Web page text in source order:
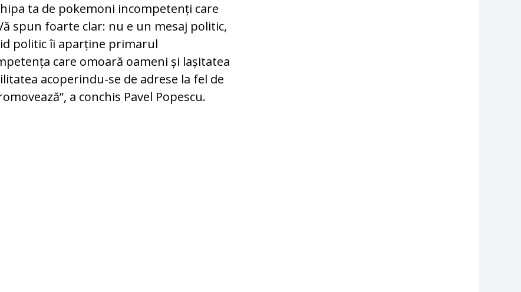
ta de pokemoni incompetenți care
spun foarte clar: nu e un mesaj politic,
politic îi aparține primarul
care omoară oameni și lașitatea
acoperindu-se de adrese la fel de
a conchis Pavel Popescu.